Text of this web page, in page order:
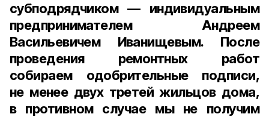
субподрядчиком — индивидуальным
предпринимателем Андреем
Васильевичем Иванищевым. После
проведения ремонтных работ
собираем одобрительные подписи,
не менее двух третей жильцов дома,
в противном случае мы не получим